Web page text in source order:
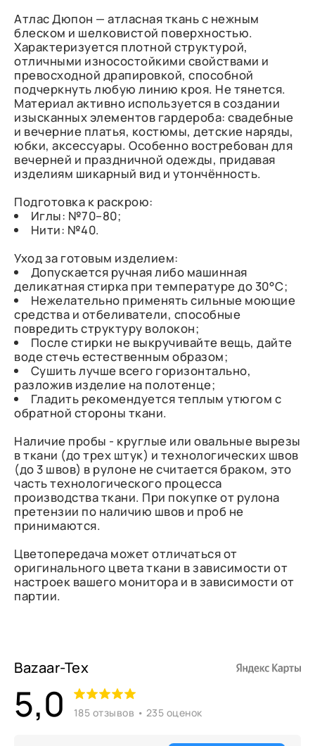
Атлас Дюпон — атласная ткань с нежным
блеском и шелковистой поверхностью.
Характеризуется плотной структурой,
отличными износостойкими свойствами и
превосходной драпировкой, способной
подчеркнуть любую линию кроя. Не тянется.
Материал активно используется в создании
изысканных элементов гардероба: свадебные
и вечерние платья, костюмы, детские наряды,
юбки, аксессуары. Особенно востребован для
вечерней и праздничной одежды, придавая
изделиям шикарный вид и утончённость.
Подготовка к раскрою:
Иглы: №70–80;
Нити: №40.
Уход за готовым изделием:
Допускается ручная либо машинная
деликатная стирка при температуре до 30°С;
Нежелательно применять сильные моющие
средства и отбеливатели, способные
повредить структуру волокон;
После стирки не выкручивайте вещь, дайте
воде стечь естественным образом;
Сушить лучше всего горизонтально,
разложив изделие на полотенце;
Гладить рекомендуется теплым утюгом с
обратной стороны ткани.
Наличие пробы - круглые или овальные вырезы
в ткани (до трех штук) и технологических швов
(до 3 швов) в рулоне не считается браком, это
часть технологического процесса
производства ткани. При покупке от рулона
претензии по наличию швов и проб не
принимаются.
Цветопередача может отличаться от
оригинального цвета ткани в зависимости от
настроек вашего монитора и в зависимости от
партии.
Bazaar-Tex
5,0 185 отзывов • 235 оценок